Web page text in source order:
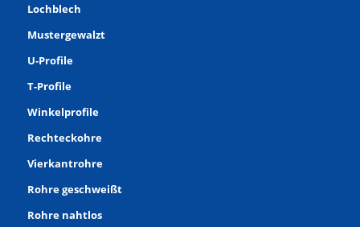
Lochblech
Mustergewalzt
U-Profile
T-Profile
Winkelprofile
Rechteckohre
Vierkantrohre
Rohre geschweißt
Rohre nahtlos